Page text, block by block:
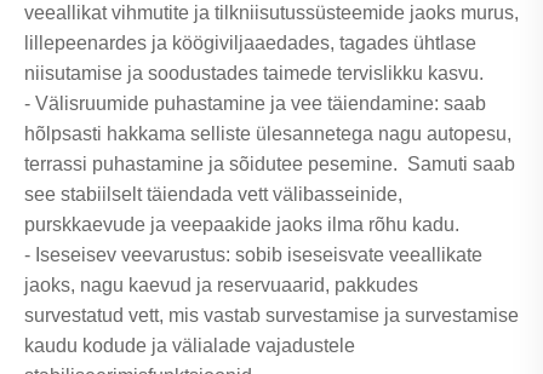
veeallikat vihmutite ja tilkniisutussüsteemide jaoks murus,
lillepeenardes ja köögiviljaaedades, tagades ühtlase
niisutamise ja soodustades taimede tervislikku kasvu.
- Välisruumide puhastamine ja vee täiendamine: saab
hõlpsasti hakkama selliste ülesannetega nagu autopesu,
terrassi puhastamine ja sõidutee pesemine. Samuti saab
see stabiilselt täiendada vett välibasseinide,
purskkaevude ja veepaakide jaoks ilma rõhu kadu.
- Iseseisev veevarustus: sobib iseseisvate veeallikate
jaoks, nagu kaevud ja reservuaarid, pakkudes
survestatud vett, mis vastab survestamise ja survestamise
kaudu kodude ja välialade vajadustele